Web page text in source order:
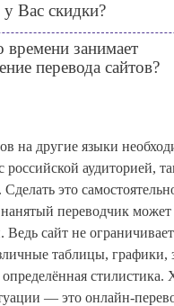
у Вас скидки?
времени занимает
перевода сайтов?
на другие языки
российской аудиторией,
это
переводчик может
Ведь сайт не
таблицы, графики,
определённая
— это онлайн-